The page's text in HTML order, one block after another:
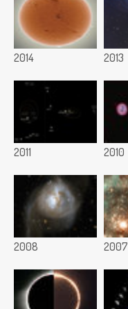
2014 2013
2011 2010
2008 2007